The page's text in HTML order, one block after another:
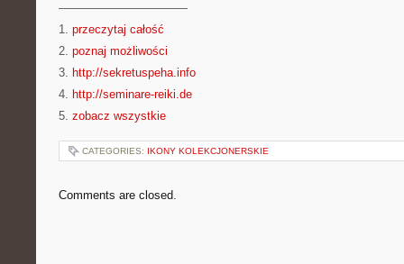
———————————
1. przeczytaj całość
2. poznaj możliwości
3. http://sekretuspeha.info
4. http://seminare-reiki.de
5. zobacz wszystkie
CATEGORIES: IKONY KOLEKCJONERSKIE
Comments are closed.